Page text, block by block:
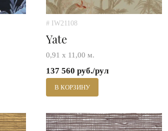
# IW21108
Yate
0,91 х 11,00 м.
137 560 руб./рул
В КОРЗИНУ